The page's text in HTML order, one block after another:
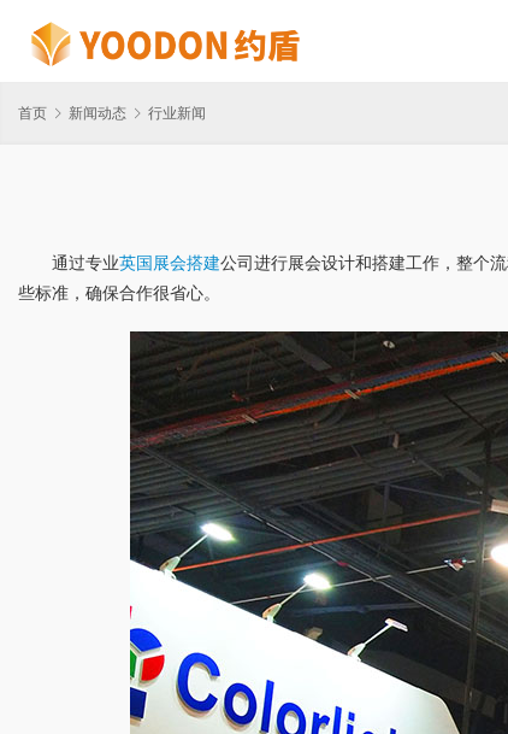
首页 新闻动态 行业新闻
通过专业英国展会搭建公司进行展会设计和搭建工作，整个
些标准，确保合作很省心。